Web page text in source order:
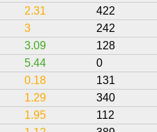
2.31 422
3 242
3.09 128
5.44 0
0.18 131
1.29 340
1.95 112